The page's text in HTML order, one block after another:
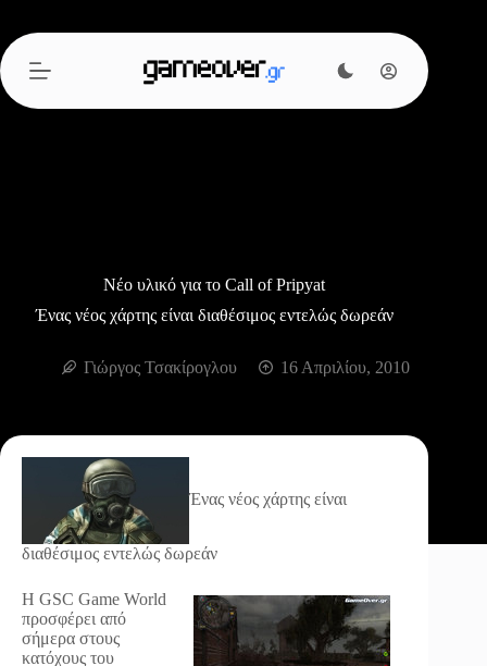
περιεχόμενο
Νέο υλικό για το Call of Pripyat
Ένας νέος χάρτης είναι διαθέσιμος εντελώς δωρεάν
Γιώργος Τσακίρογλου 16 Απριλίου, 2010
Ένας νέος χάρτης είναι
διαθέσιμος εντελώς δωρεάν
Η GSC Game World
προσφέρει από
σήμερα στους
κατόχους του